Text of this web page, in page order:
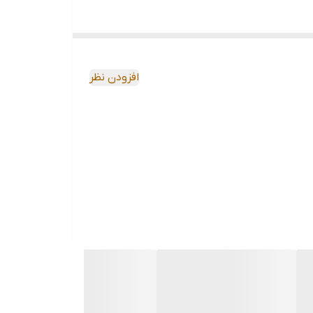
افزودن نظر